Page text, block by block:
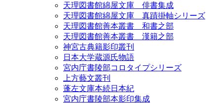
天理図書館綿屋文庫 俳書集成
天理図書館綿屋文庫 真蹟掛軸シリーズ
天理図書館善本叢書 和書之部
天理図書館善本叢書 漢籍之部
神宮古典籍影印叢刊
日本大学蔵源氏物語
宮内庁書陵部コロタイプシリーズ
上方藝文叢刊
蓬左文庫本続日本紀
宮内庁書陵部本影印集成